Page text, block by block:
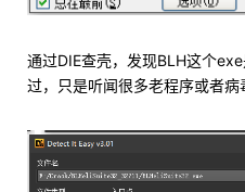
通过DIE查壳，发现BLH这个
过，只是听闻很多老程序或者病